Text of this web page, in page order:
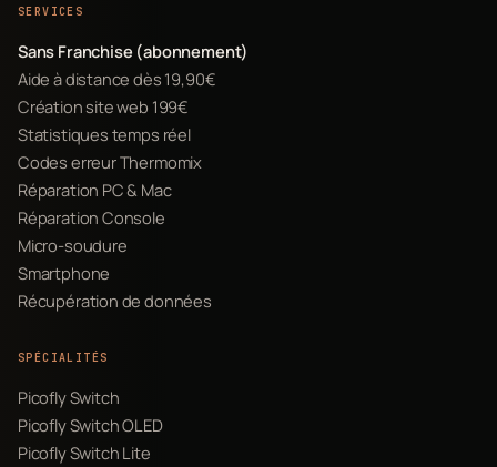
SERVICES
Sans Franchise (abonnement)
Aide à distance dès 19,90€
Création site web 199€
Statistiques temps réel
Codes erreur Thermomix
Réparation PC & Mac
Réparation Console
Micro-soudure
Smartphone
Récupération de données
SPÉCIALITÉS
Picofly Switch
Picofly Switch OLED
Picofly Switch Lite